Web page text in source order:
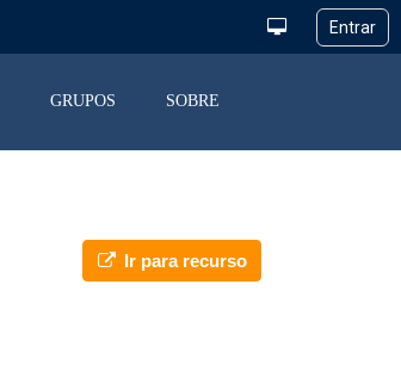
GRUPOS SOBRE
Ir para recurso